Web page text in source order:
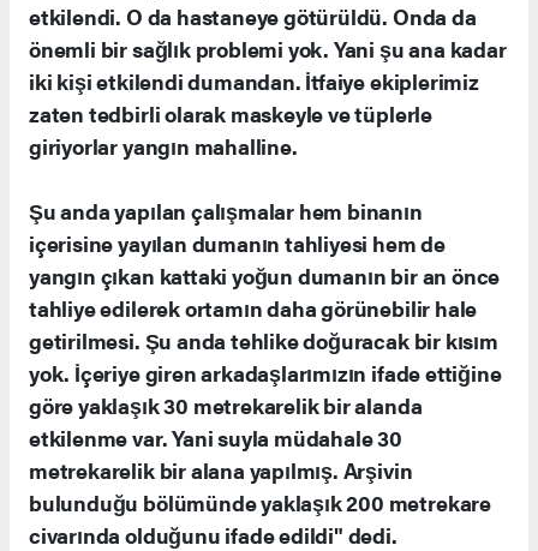
etkilendi. O da hastaneye götürüldü. Onda da
önemli bir sağlık problemi yok. Yani şu ana kadar
iki kişi etkilendi dumandan. İtfaiye ekiplerimiz
zaten tedbirli olarak maskeyle ve tüplerle
giriyorlar yangın mahalline.
Şu anda yapılan çalışmalar hem binanın
içerisine yayılan dumanın tahliyesi hem de
yangın çıkan kattaki yoğun dumanın bir an önce
tahliye edilerek ortamın daha görünebilir hale
getirilmesi. Şu anda tehlike doğuracak bir kısım
yok. İçeriye giren arkadaşlarımızın ifade ettiğine
göre yaklaşık 30 metrekarelik bir alanda
etkilenme var. Yani suyla müdahale 30
metrekarelik bir alana yapılmış. Arşivin
bulunduğu bölümünde yaklaşık 200 metrekare
civarında olduğunu ifade edildi" dedi.